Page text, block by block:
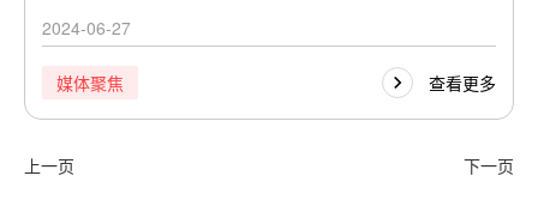
2024-06-27
媒体聚焦 查看更多
上一页 下一页